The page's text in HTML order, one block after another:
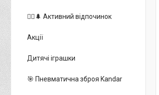
🚵‍♂️🌲 Активний відпочинок
Акції
Дитячі іграшки
🎯 Пневматична зброя Kandar